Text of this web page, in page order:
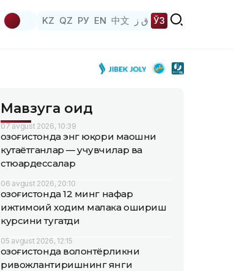
KZ QZ РУ EN 中文 ق ز ЎЗ
Мавзуга оид
07 avgust 2026, 10:39
Қозоғистонда энг юқори маошни
кутаётганлар — учувчилар ва
стюардессалар
06 avgust 2026, 20:10
Қозоғистонда 12 минг нафар
ижтимоий ходим малака ошириш
курсини тугатди
05 avgust 2026, 12:15
Қозоғистонда волонтёрликни
ривожлантиришнинг янги